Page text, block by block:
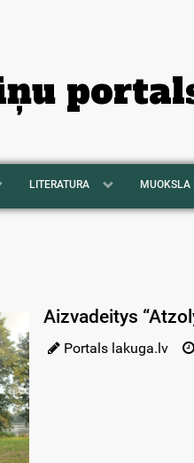
LITERATURA MUOKSLA
Aizvadeitys
Portals lakuga.lv